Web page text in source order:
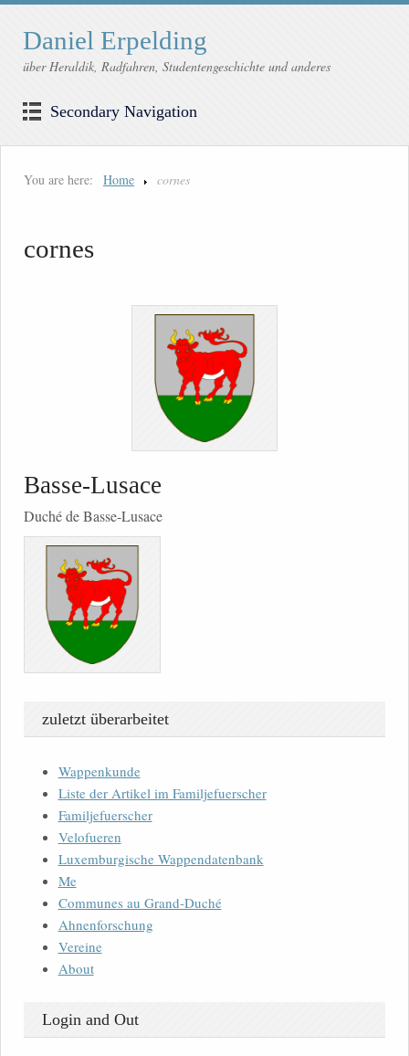
Daniel Erpelding
über Heraldik, Radfahren, Studentengeschichte und anderes
Secondary Navigation
You are here: Home cornes
cornes
Basse-Lusace
Duché de Basse-Lusace
zuletzt überarbeitet
Wappenkunde
Liste der Artikel im Familjefuerscher
Familjefuerscher
Velofueren
Luxemburgische Wappendatenbank
Me
Communes au Grand-Duché
Ahnenforschung
Vereine
About
Login and Out